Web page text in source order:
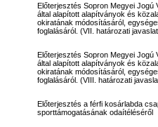
Előterjesztés Sopron Megyei Jogú
által alapított alapítványok és
okiratának módosításáról,
foglalásáról. (VII. határozati
Előterjesztés Sopron Megyei Jogú
által alapított alapítványok és
okiratának módosításáról,
foglalásáról. (VIII. határozati
Előterjesztés a férfi kosárlabda
sporttámogatásának odaítéléséről